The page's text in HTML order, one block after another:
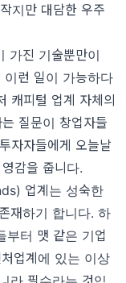
지만 대담한 우주
가진 기술뿐만이
이런 일이 가능하다
캐피털 업계 자체의
질문이 창업자들
자자들에게 오늘날
감을 줍니다.
업계는 성숙한
재하기 합니다. 하
터 맷 같은 기업
업계에 있는 이상